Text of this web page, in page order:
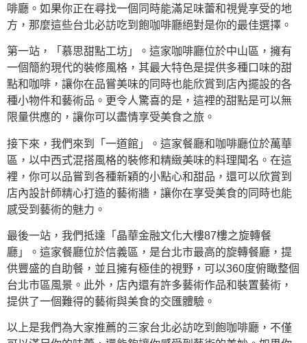
啡廳。如果你正在尋找一個同時能滿足味蕾和視覺享受的地
方，那麼這些台北必訪吃到飽咖啡廳絕對是你的最佳選擇。
第一站，「慕思甜點工坊」。這家咖啡廳位於中山區，擁有
一個簡約現代的裝修風格，其最大特色是提供多種口味的甜
點和咖啡，讓你在品嘗美味的同時也能欣賞到店內擺設的各
種小物件和藝術品。更令人驚喜的是，這裡的甜點是可以無
限量供應的，讓你可以盡情享受美食之旅。
接下來，我們來到「一道館」。這家餐廳和咖啡廳位於萬華
區，以中西式混搭風格的裝修和精緻美味的料理聞名。在這
裡，你可以品嘗到各種新穎的小點心和甜品，還可以欣賞到
店內設計師精心打造的藝術牆，讓你在享受美食的同時也能
感受到藝術的魅力。
最後一站，我們抵達「晶華金融文化大樓87樓之旋轉餐
廳」。這家餐廳位於信義區，是台北市最高的旋轉餐廳，提
供豐盛的自助餐，並且擁有極佳的視野，可以360度俯瞰整個
台北市區風景。此外，店內還有許多藝術作品和裝置藝術，
提供了一個難得的藝術與美食的交匯體驗。
以上是我們為大家推薦的三家台北必訪吃到飽咖啡廳，不僅